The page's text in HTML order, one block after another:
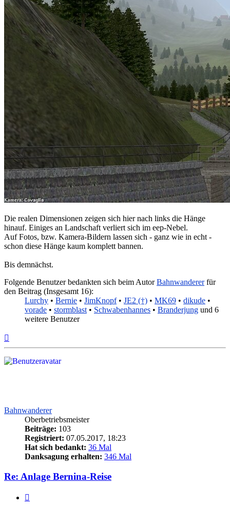
Die realen Dimensionen zeigen sich hier nach links die Hänge
hinauf. Einiges an Landschaft verliert sich im eep-Nebel.
Auf Fotos, bzw. Kamera-Bildern lassen sich - ganz wie in echt -
schon diese Hänge kaum komplett bannen.
Bis demnächst.
Folgende Benutzer bedankten sich beim AutorBahnwandererfür
den Beitrag (Insgesamt 16):
Lurchy • Bernie • JimKnopf• JE2 (†) • MK69 • dikude •
vorade • stormblast • Schwabenhannes • Branderjung und 6
weitere Benutzer
Bahnwanderer
Oberbetriebsmeister
Beiträge: 103
Registriert: 07.05.2017, 18:23
Hat sich bedankt: 36 Mal
Danksagung erhalten: 346 Mal
Re: Anlage Bernina-Reise